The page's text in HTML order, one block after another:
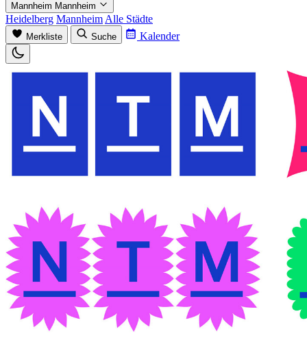
Mannheim Mannheim
Heidelberg Mannheim Alle Städte
Merkliste Suche Kalender